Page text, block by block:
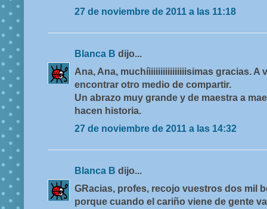
27 de noviembre de 2011 a las 11:18
Blanca B dijo...
Ana, Ana, muchíiiiiiiiiiiiiiiiisimas gracias. A
encontrar otro medio de compartir.
Un abrazo muy grande y de maestra a
hacen historia.
27 de noviembre de 2011 a las 14:32
Blanca B dijo...
GRacias, profes, recojo vuestros dos mil
porque cuando el cariño viene de gente